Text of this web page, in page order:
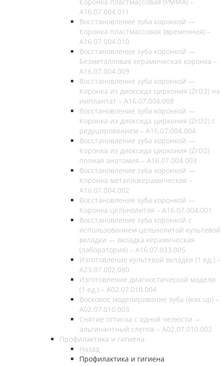
A16.07.004.011
Восстановление зуба коронкой —
Коронка пластмассовая (временная) –
A16.07.004.010
Восстановление зуба коронкой —
Безметалловая керамическая коронка –
A16.07.004.009
Восстановление зуба коронкой —
Коронка из диоксида циркония (ZrO2) на
имплантат – A16.07.004.008
Восстановление зуба коронкой —
Коронка из диоксида циркония (ZrO2) c
редуцированием – A16.07.004.004
Восстановление зуба коронкой —
Коронка из диоксида циркония (ZrO2)
полная анатомия – A16.07.004.003
Восстановление зуба коронкой —
Коронка металлокерамическая –
A16.07.004.002
Восстановление зуба коронкой —
Коронка цельнолитая – A16.07.004.001
Восстановление зуба коронкой с
использованием цельнолитой культевой
вкладки — вкладка керамическая
(лаборатория) – A16.07.033.005
Изготовление культевой вкладки (1 ед.) –
A23.07.002.080
Изготовление диагностической модели
(1 ед.) – A02.07.010.004
Восковое моделирование зуба (wax up) –
A02.07.010.003
Снятие оттиска с одной челюсти —
альгинантный слепок – A02.07.010.002
Профилактика и гигиена
Назад
Профилактика и гигиена